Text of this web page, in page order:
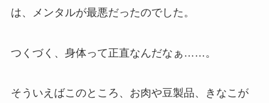
は、メンタルが最悪だったのでした。
つくづく、身体って正直なんだなぁ……。
そういえばこのところ、お肉や豆製品、きなこが